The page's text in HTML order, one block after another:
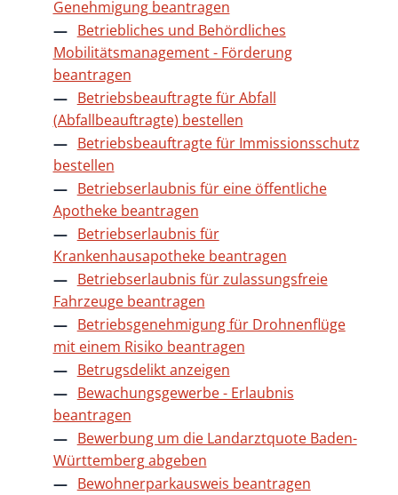
Genehmigung beantragen
Betriebliches und Behördliches
Mobilitätsmanagement - Förderung
beantragen
Betriebsbeauftragte für Abfall
(Abfallbeauftragte) bestellen
Betriebsbeauftragte für Immissionsschutz
bestellen
Betriebserlaubnis für eine öffentliche
Apotheke beantragen
Betriebserlaubnis für
Krankenhausapotheke beantragen
Betriebserlaubnis für zulassungsfreie
Fahrzeuge beantragen
Betriebsgenehmigung für Drohnenflüge
mit einem Risiko beantragen
Betrugsdelikt anzeigen
Bewachungsgewerbe - Erlaubnis
beantragen
Bewerbung um die Landarztquote Baden-
Württemberg abgeben
Bewohnerparkausweis beantragen